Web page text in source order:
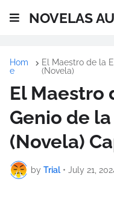
NOVELAS
Hom
e
El Maestro de la
(Novela)
El Maestro
Genio de
(Novela)
by Trial • July 21,